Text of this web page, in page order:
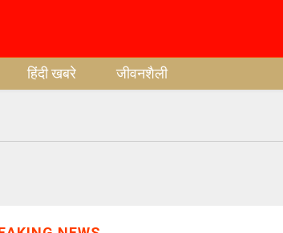
हिंदी खबरे जीवनशैली